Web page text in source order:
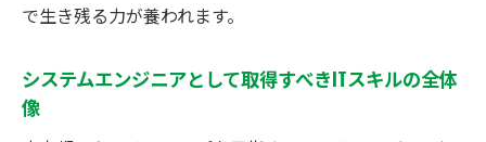
で生き残る力が養われます。
システムエンジニアとして取得すべきITスキルの全体
像